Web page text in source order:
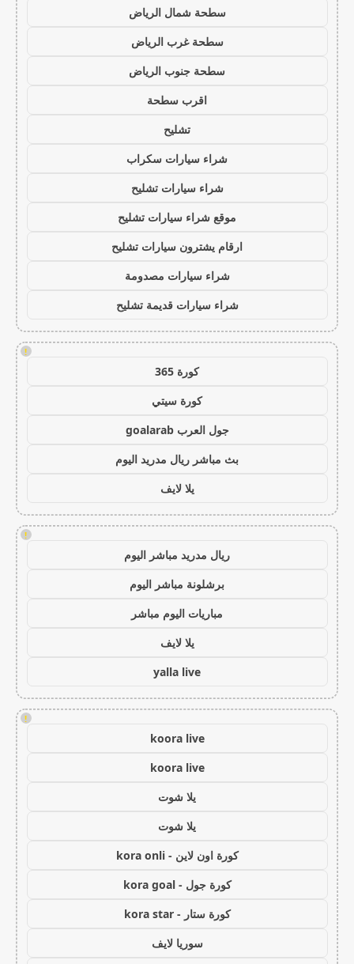
سطحة شمال الرياض
سطحة غرب الرياض
سطحة جنوب الرياض
اقرب سطحة
تشليح
شراء سيارات سكراب
شراء سيارات تشليح
موقع شراء سيارات تشليح
ارقام يشترون سيارات تشليح
شراء سيارات مصدومة
شراء سيارات قديمة تشليح
!
كورة 365
كورة سيتي
جول العرب goalarab
بث مباشر ريال مدريد اليوم
يلا لايف
!
ريال مدريد مباشر اليوم
برشلونة مباشر اليوم
مباريات اليوم مباشر
يلا لايف
yalla live
!
koora live
koora live
يلا شوت
يلا شوت
كورة اون لاين - kora onli
كورة جول - kora goal
كورة ستار - kora star
سوريا لايف